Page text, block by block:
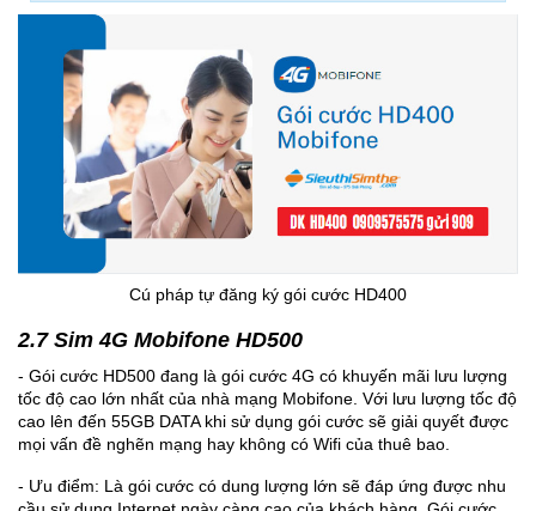
Cú pháp tự đăng ký gói cước HD400
2.7 Sim 4G Mobifone HD500
- Gói cước HD500 đang là gói cước 4G có khuyến mãi lưu lượng
tốc độ cao lớn nhất của nhà mạng Mobifone. Với lưu lượng tốc độ
cao lên đến 55GB DATA khi sử dụng gói cước sẽ giải quyết được
mọi vấn đề nghẽn mạng hay không có Wifi của thuê bao.
- Ưu điểm: Là gói cước có dung lượng lớn sẽ đáp ứng được nhu